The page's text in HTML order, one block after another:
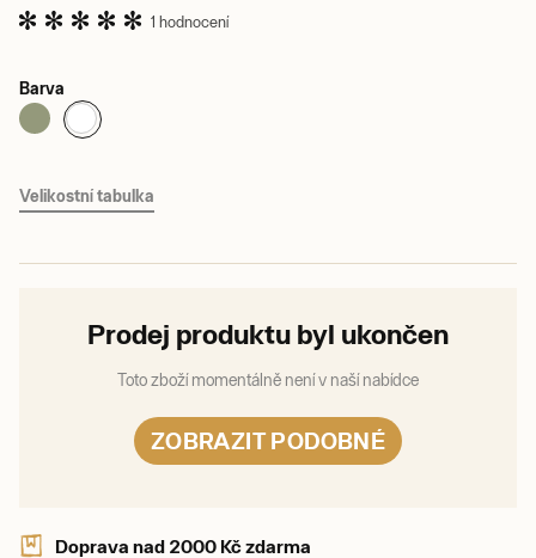
1 hodnocení
Barva
Velikostní tabulka
Prodej produktu byl ukončen
Toto zboží momentálně není v naší nabídce
ZOBRAZIT PODOBNÉ
Doprava nad 2000 Kč zdarma